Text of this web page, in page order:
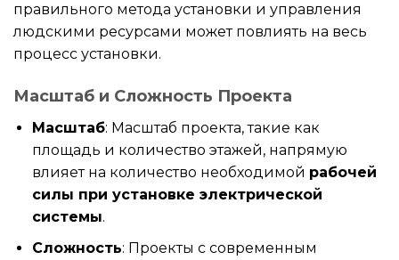
правильного метода установки и управления
людскими ресурсами может повлиять на весь
процесс установки.
Масштаб и Сложность Проекта
Масштаб: Масштаб проекта, такие как
площадь и количество этажей, напрямую
влияет на количество необходимой рабочей
силы при установке электрической
системы.
Сложность: Проекты с современным